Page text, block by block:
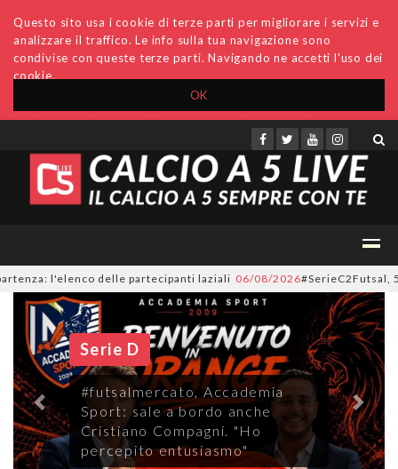
OK
Questo sito usa i cookie di terze parti per migliorare i servizi e
analizzare il traffico. Le info sulla tua navigazione sono
condivise con queste terze parti. Navigando ne accetti l'uso dei
cookie.
Accedi Archivio Invio comunicati Redazione
partecipanti laziali 06/08/2026#SerieC2Futsal, 55 formazioni al via
Serie D
#futsalmercato, Accademia
Sport: sale a bordo anche
Cristiano Compagni. "Ho
percepito entusiasmo"